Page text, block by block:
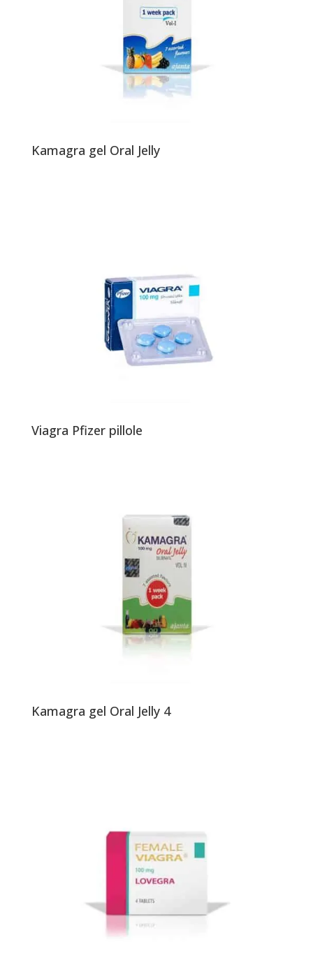
Kamagra gel Oral Jelly
Viagra Pfizer pillole
Kamagra gel Oral Jelly 4